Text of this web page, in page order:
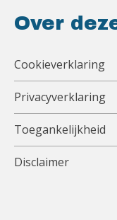
Over
Cookieverklaring
Privacyverklaring
Toegankelijkheid
Disclaimer